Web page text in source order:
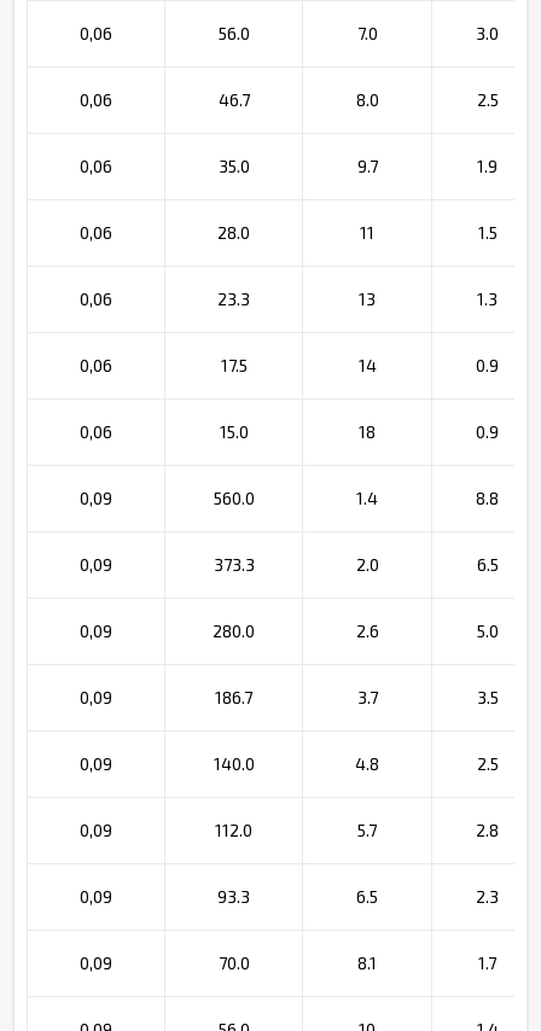
0,06 56.0 7.0 3.0
0,06 46.7 8.0 2.5
0,06 35.0 9.7 1.9
0,06 28.0 11 1.5
0,06 23.3 13 1.3
0,06 17.5 14 0.9
0,06 15.0 18 0.9
0,09 560.0 1.4 8.8
0,09 373.3 2.0 6.5
0,09 280.0 2.6 5.0
0,09 186.7 3.7 3.5
0,09 140.0 4.8 2.5
0,09 112.0 5.7 2.8
0,09 93.3 6.5 2.3
0,09 70.0 8.1 1.7